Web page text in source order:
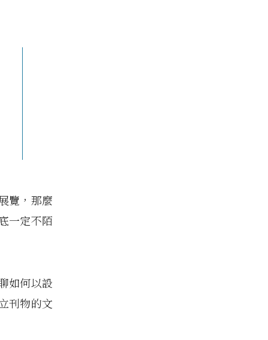
覽，那麼
一定不陌
如何以設
刊物的文